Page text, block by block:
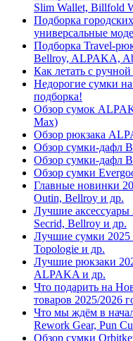
Slim Wallet, Billfold
Подборка
универсальные
Подборка Travel-
Bellroy, ALPAKA,
Как летать с
Недорогие сумки
подборка!
Обзор сумок
Max)
Обзор рюкзака
Обзор сумки-дафл
Обзор сумки-дафл
Обзор сумки
Главные новинки
Outin, Bellroy и др.
Лучшие аксессуары
Secrid, Bellroy и др.
Лучшие сумки
Topologie и др.
Лучшие рюкзаки
ALPAKA и др.
Что подарить на
товаров 2025/2026
Что мы ждём в
Rework Gear, Pun
Обзор сумки